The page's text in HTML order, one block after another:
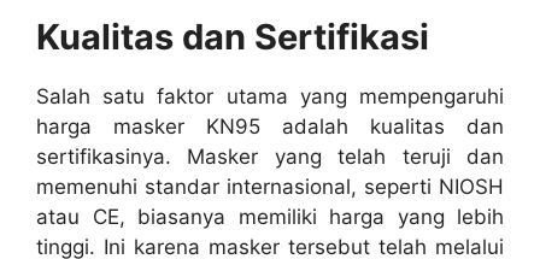
Kualitas dan Sertifikasi
Salah satu faktor utama yang mempengaruhi
harga masker KN95 adalah kualitas dan
sertifikasinya. Masker yang telah teruji dan
memenuhi standar internasional, seperti NIOSH
atau CE, biasanya memiliki harga yang lebih
tinggi. Ini karena masker tersebut telah melalui